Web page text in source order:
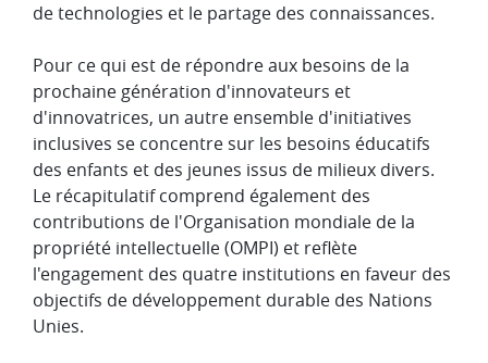
de technologies et le partage des connaissances.
Pour ce qui est de répondre aux besoins de la
prochaine génération d'innovateurs et
d'innovatrices, un autre ensemble d'initiatives
inclusives se concentre sur les besoins éducatifs
des enfants et des jeunes issus de milieux divers.
Le récapitulatif comprend également des
contributions de l'Organisation mondiale de la
propriété intellectuelle (OMPI) et reflète
l'engagement des quatre institutions en faveur des
objectifs de développement durable des Nations
Unies.